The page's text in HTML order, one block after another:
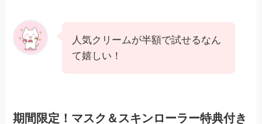
人気クリームが半額で試せるなん
て嬉しい！
期間限定！マスク＆スキンローラー特典付き